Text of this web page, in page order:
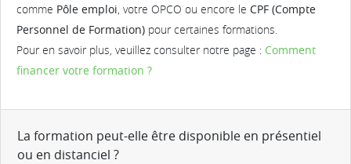
comme Pôle emploi, votre OPCO ou encore le CPF (Compte
Personnel de Formation) pour certaines formations.
Pour en savoir plus, veuillez consulter notre page : Comment
financer votre formation ?
La formation peut-elle être disponible en présentiel
ou en distanciel ?